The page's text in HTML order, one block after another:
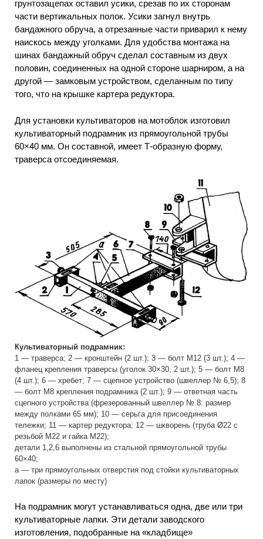
грунтозацепах оставил усики, срезав по их сторонам
части вертикальных полок. Усики загнул внутрь
бандажного обруча, а отрезанные части приварил к нему
наискось между уголками. Для удобства монтажа на
шинах бандажный обруч сделал составным из двух
половин, соединенных на одной стороне шарниром, а на
другой — замковым устройством, сделанным по типу
того, что на крышке картера редуктора.
Для установки культиваторов на мотоблок изготовил
культиваторный подрамник из прямоугольной трубы
60×40 мм. Он составной, имеет Т-образную форму,
траверса отсоединяемая.
Культиваторный подрамник:
1 — траверса; 2 — кронштейн (2 шт.); 3 — болт М12 (3 шт.); 4 —
фланец крепления траверсы (уголок 30×30, 2 шт.); 5 — болт М8
(4 шт.); 6 — хребет; 7 — сцепное устройство (швеллер № 6,5); 8
— болт М8 крепления подрамника (2 шт.); 9 — ответная часть
сцепного устройства (фрезерованный швеллер № 8: размер
между полками 65 мм); 10 — серьга для присоединения
тележки; 11 — картер редуктора; 12 — шкворень (труба Ø22 с
резьбой М22 и гайка М22);
детали 1,2,6 выполнены из стальной прямоугольной трубы
60×40;
а — три прямоугольных отверстия под стойки культиваторных
лапок (размеры по месту)
На подрамник могут устанавливаться одна, две или три
культиваторные лапки. Эти детали заводского
изготовления, подобранные на «кладбище»